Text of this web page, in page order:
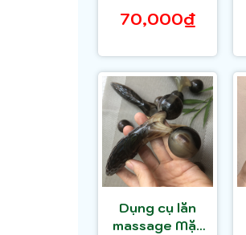
CHẨN
70,000₫
Dụng cụ lăn
massage Mặt